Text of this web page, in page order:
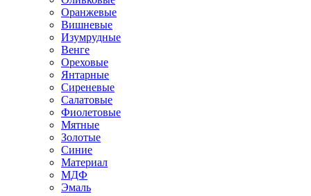
Оранжевые
Вишневые
Изумрудные
Венге
Ореховые
Янтарные
Сиреневые
Салатовые
Фиолетовые
Мятные
Золотые
Синие
Материал
МДФ
Эмаль